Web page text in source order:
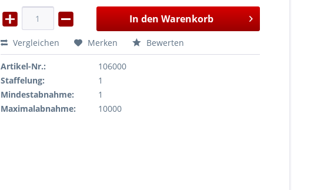
In den Warenkorb
Vergleichen Merken Bewerten
Artikel-Nr.:
106000
Staffelung:
1
Mindestabnahme:
1
Maximalabnahme:
10000